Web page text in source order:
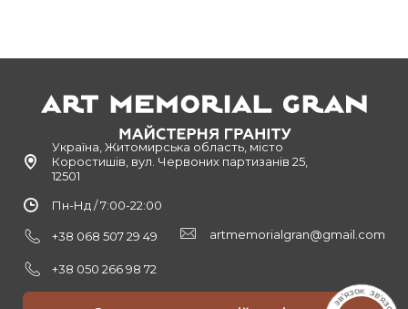
Україна, Житомирська область, місто
Коростишів, вул. Червоних партизанів 25,
12501
Пн-Нд / 7:00-22:00
+38 068 507 29 49
+38 050 266 98 72
artmemorialgran@gmail.com